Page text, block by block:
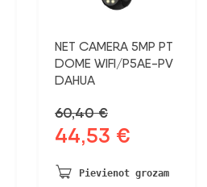
NET CAMERA 5MP PT
DOME WIFI/P5AE-PV
DAHUA
60,40€
Sākotnējā
bija:
44,53 €
ir:
Pievienot grozam